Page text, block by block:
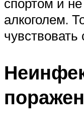
спортом и
алкоголем.